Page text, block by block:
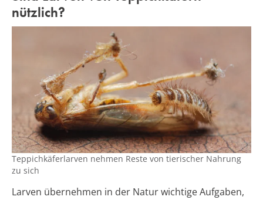
nützlich?
Teppichkäferlarven nehmen Reste von tierischer Nahrung
zu sich
Larven übernehmen in der Natur wichtige Aufgaben,